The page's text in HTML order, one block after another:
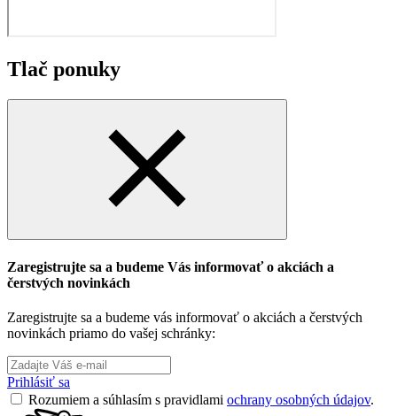
Tlač ponuky
Zaregistrujte sa a budeme Vás informovať o akciách a
čerstvých novinkách
Zaregistrujte sa a budeme vás informovať o akciách a čerstvých
novinkách priamo do vašej schránky:
Prihlásiť sa
Rozumiem a súhlasím s pravidlami ochrany osobných údajov.